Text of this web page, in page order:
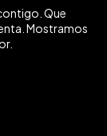
Que
Mostramos